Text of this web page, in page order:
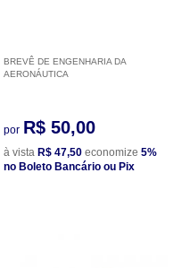
BREVÊ DE ENGENHARIA DA
AERONÁUTICA
por R$ 50,00
à vista R$ 47,50 economize 5%
no Boleto Bancário ou Pix